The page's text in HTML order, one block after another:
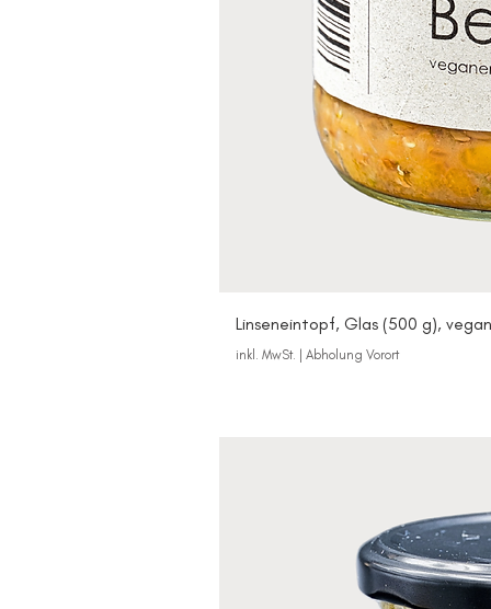
Linseneintopf, Glas (500 g), vegan
inkl. MwSt. | Abholung Vorort